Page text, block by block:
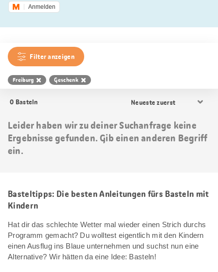
Anmelden
Filter anzeigen
Freiburg Geschenk
0 Basteln
Sortierung
Leider haben wir zu deiner Suchanfrage keine
Ergebnisse gefunden. Gib einen anderen Begriff
ein.
Basteltipps: Die besten Anleitungen fürs Basteln mit
Kindern
Hat dir das schlechte Wetter mal wieder einen Strich durchs
Programm gemacht? Du wolltest eigentlich mit den Kindern
einen Ausflug ins Blaue unternehmen und suchst nun eine
Alternative? Wir hätten da eine Idee: Basteln!